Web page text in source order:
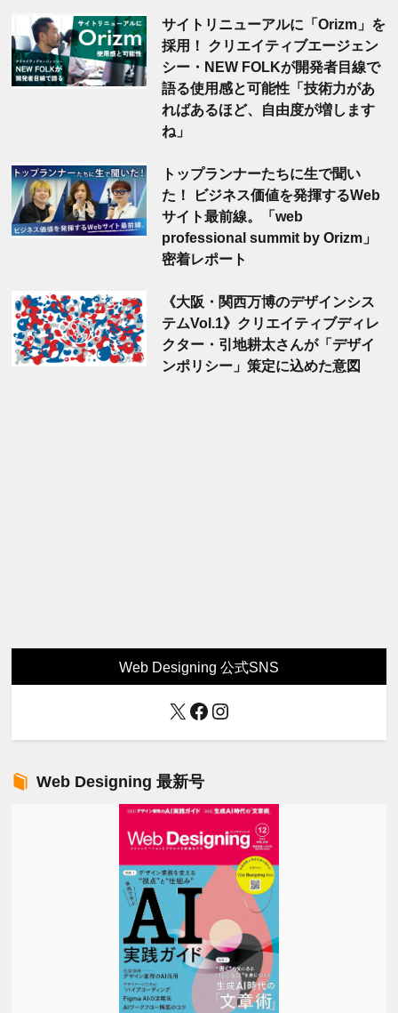
サイトリニューアルに「Orizm」を
採用！ クリエイティブエージェン
シー・NEW FOLKが開発者目線で
語る使用感と可能性「技術力があ
ればあるほど、自由度が増します
ね」
トップランナーたちに生で聞い
た！ ビジネス価値を発揮するWeb
サイト最前線。「web
professional summit by Orizm」
密着レポート
《大阪・関西万博のデザインシス
テムVol.1》クリエイティブディレ
クター・引地耕太さんが「デザイ
ンポリシー」策定に込めた意図
Web Designing 公式SNS
X Facebook
Instagram
Web Designing 最新号